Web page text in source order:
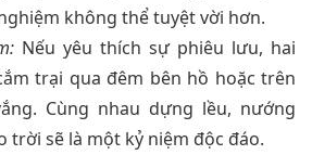
không thể tuyệt vời hơn.
Nếu yêu thích sự phiêu lưu, hai
trại qua đêm bên hồ hoặc trên
Cùng nhau dựng lều, nướng
trời sẽ là một kỷ niệm độc đáo.